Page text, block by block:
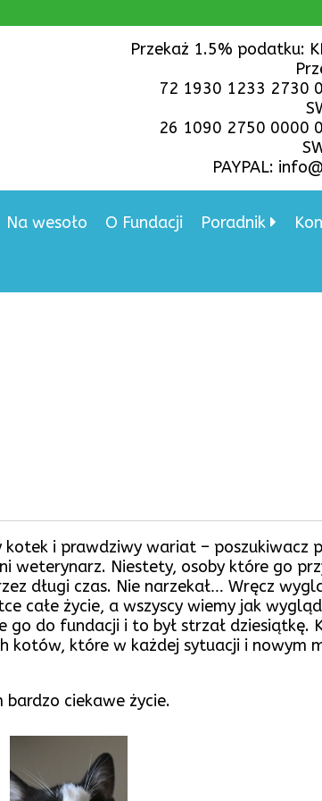
Przekaż 1.5% podatku:
72 1930 1233 2730
26 1090 2750 0000
PAYPAL:
Na wesoło O Fundacji Poradnik
i prawdziwy wariat – poszukiwacz
weterynarz. Niestety, osoby które go
długi czas. Nie narzekał… Wręcz
całe życie, a wszyscy wiemy jak
do fundacji i to był strzał dziesiątkę.
kotów, które w każdej sytuacji i nowym
ciekawe życie.